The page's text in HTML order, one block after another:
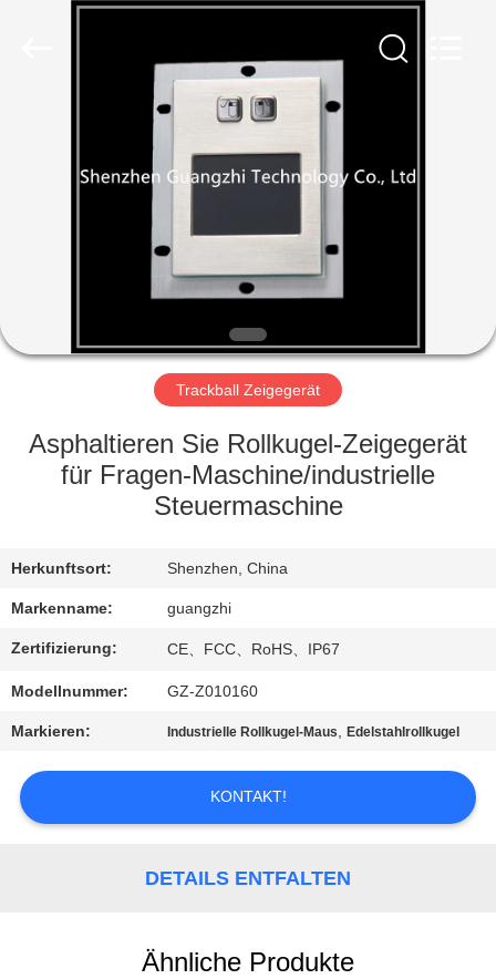
PRODUKTE
FABRIK-
QUALITÄTSKONTROLLE
SIE
MIT
UNS
IN
VERBINDUNG
FORDERN
SIE
Trackball Zeigegerät
Asphaltieren Sie Rollkugel-Zeigegerät
für Fragen-Maschine/industrielle
Steuermaschine
Herkunftsort: Shenzhen, China
Markenname: guangzhi
Zertifizierung: CE、FCC、RoHS、IP67
Modellnummer: GZ-Z010160
Markieren: Industrielle Rollkugel-Maus,Edelstahlrollkugel
KONTAKT!
DETAILS ENTFALTEN
Ähnliche Produkte